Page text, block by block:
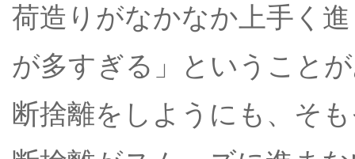
荷造りがなかなか上手く
が多すぎる」ということ
断捨離をしようにも、そ